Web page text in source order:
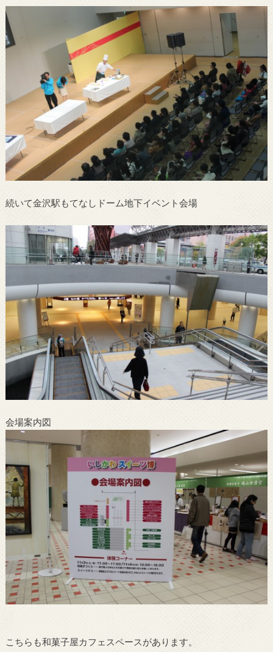
続いて金沢駅もてなしドーム地下イベント会場
会場案内図
こちらも和菓子屋カフェスペースがあります。